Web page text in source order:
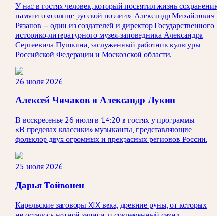
У нас в гостях человек, который посвятил жизнь
памяти о «солнце русской поэзии». Александр Михайлович
Рязанов — один из создателей и директор Государственного
историко‑литературного музея‑заповедника Александра
Сергеевича Пушкина, заслуженный работник культуры
Российской Федерации и Московской области.
26 июля 2026
Алексей Чичаков и Александр Лукин
В воскресенье 26 июля в 14:20 в гостях у программы
«В пределах классики» музыканты, представляющие
фольклор двух огромных и прекрасных регионов России.
25 июля 2026
Дарья Тойвонен
Карельские заговоры XIX века, древние руны, от которых